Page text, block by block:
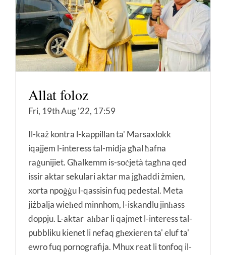
Allat foloz
Fri, 19th Aug '22, 17:59
Il-każ kontra l-kappillan ta' Marsaxlokk
iqajjem l-interess tal-midja għal ħafna
raġunijiet. Għalkemm is-soċjetà tagħna qed
issir aktar sekulari aktar ma jgħaddi żmien,
xorta npoġġu l-qassisin fuq pedestal. Meta
jiżbalja wieħed minnhom, l-iskandlu jinħass
doppju. L-aktar aħbar li qajmet l-interess tal-
pubbliku kienet li nefaq għexieren ta' eluf ta'
ewro fuq pornografija. Mhux reat li tonfoq il-